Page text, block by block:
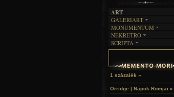
ART
GALERIART
ARTGALERI
KÉPREGÉNYEK
LAKÁSKULTS
MONUMENTUM
TEMETŐK
TEMPLOMOK
HELYEK
NEKRETRO
SZUBKULT
RELIKVIÁK
SCRIPTA
NOVELLÁK
HALÁLTÁNC
1 százalék »
Orridge | Napok Romjai »